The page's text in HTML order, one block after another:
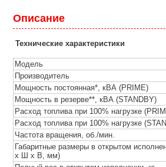
Описание
Технические характеристики
Модель
Производитель
Мощность постоянная*, кВА (PRIME)
Мощность в резерве**, кВА (STANDBY)
Расход топлива при 100% нагрузке
Расход топлива при 100% нагрузке
Частота вращения, об./мин.
Габаритные размеры в открытом
х Ш х В, мм)